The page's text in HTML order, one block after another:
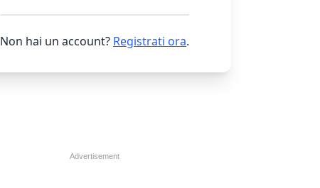
Non hai un account? Registrati ora.